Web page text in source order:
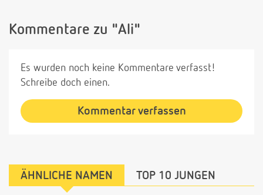
Kommentare zu "Ali"
Es wurden noch keine Kommentare verfasst!
Schreibe doch einen.
Kommentar verfassen
ÄHNLICHE NAMEN TOP 10 JUNGEN